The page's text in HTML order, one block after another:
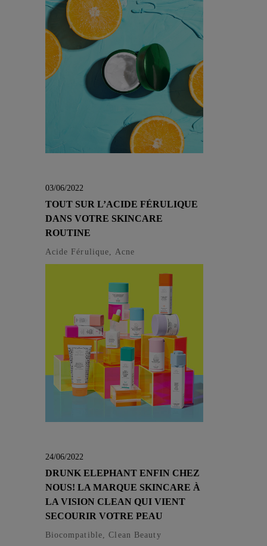
03/06/2022
TOUT SUR L’ACIDE FÉRULIQUE
DANS VOTRE SKINCARE
ROUTINE
Acide Férulique, Acne
24/06/2022
DRUNK ELEPHANT ENFIN CHEZ
NOUS! LA MARQUE SKINCARE À
LA VISION CLEAN QUI VIENT
SECOURIR VOTRE PEAU
Biocompatible, Clean Beauty